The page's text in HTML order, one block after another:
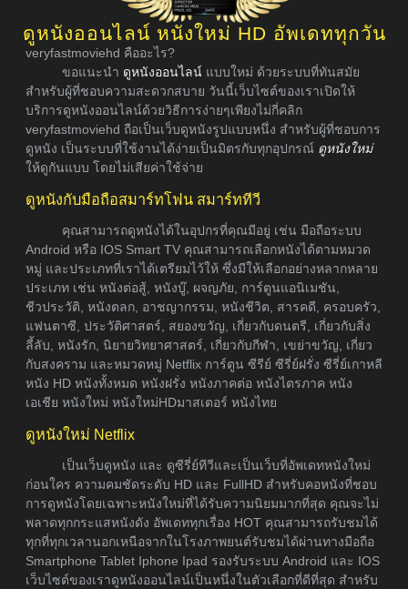
ดูหนังออนไลน์ หนังใหม่ HD อัพเดททุกวัน
veryfastmoviehd คืออะไร?
ขอแนะนำ ดูหนังออนไลน์ แบบใหม่ ด้วยระบบที่ทันสมัย
สำหรับผู้ที่ชอบความสะดวกสบาย วันนี้เว็บไซต์ของเราเปิดให้
บริการดูหนังออนไลน์ด้วยวิธีการง่ายๆเพียงไม่กี่คลิก
veryfastmoviehd ถือเป็นเว็บดูหนังรูปแบบหนึ่ง สำหรับผู้ที่ชอบการ
ดูหนัง เป็นระบบที่ใช้งานได้ง่ายเป็นมิตรกับทุกอุปกรณ์ ดูหนังใหม่
ให้ดูกันแบบ โดยไม่เสียค่าใช้จ่าย
ดูหนังกับมือถือสมาร์ทโฟน สมาร์ททีวี
คุณสามารถดูหนังได้ในอุปกรที่คุณมีอยู่ เช่น มือถือระบบ
Android หรือ IOS Smart TV คุณสามารถเลือกหนังได้ตามหมวด
หมู่ และประเภทที่เราได้เตรียมไว้ให้ ซึ่งมีให้เลือกอย่างหลากหลาย
ประเภท เช่น หนังต่อสู้, หนังบู๊, ผจญภัย, การ์ตูนแอนิเมชัน,
ชีวประวัติ, หนังตลก, อาชญากรรม, หนังชีวิต, สารคดี, ครอบครัว,
แฟนตาซี, ประวัติศาสตร์, สยองขวัญ, เกี่ยวกับดนตรี, เกี่ยวกับสิ่ง
ลี้ลับ, หนังรัก, นิยายวิทยาศาสตร์, เกี่ยวกับกีฬา, เขย่าขวัญ, เกี่ยว
กับสงคราม และหมวดหมู่ Netflix การ์ตูน ซีรีย์ ซีรี่ย์ฝรั่ง ซีรี่ย์เกาหลี
หนัง HD หนังทั้งหมด หนังฝรั่ง หนังภาคต่อ หนังไตรภาค หนัง
เอเชีย หนังใหม่ หนังใหม่HDมาสเตอร์ หนังไทย
ดูหนังใหม่ Netflix
เป็นเว็บดูหนัง และ ดูซีรี่ย์ทีวีและเป็นเว็บที่อัพเดทหนังใหม่
ก่อนใคร ความคมชัดระดับ HD และ FullHD สำหรับคอหนังที่ชอบ
การดูหนังโดยเฉพาะหนังใหม่ที่ได้รับความนิยมมากที่สุด คุณจะไม่
พลาดทุกกระแสหนังดัง อัพเดททุกเรื่อง HOT คุณสามารถรับชมได้
ทุกที่ทุกเวลานอกเหนือจากในโรงภาพยนต์รับชมได้ผ่านทางมือถือ
Smartphone Tablet Iphone Ipad รองรับระบบ Android และ IOS
เว็บไซต์ของเราดูหนังออนไลน์เป็นหนึ่งในตัวเลือกที่ดีที่สุด สำหรับ